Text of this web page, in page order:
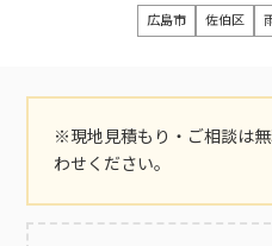
可能です。ご相談・見積もりは無
7,700円から対応しています。お
見積もりは無料ですので、お気軽
広島市 佐伯区
※現地見積もり・ご相談は
わせください。